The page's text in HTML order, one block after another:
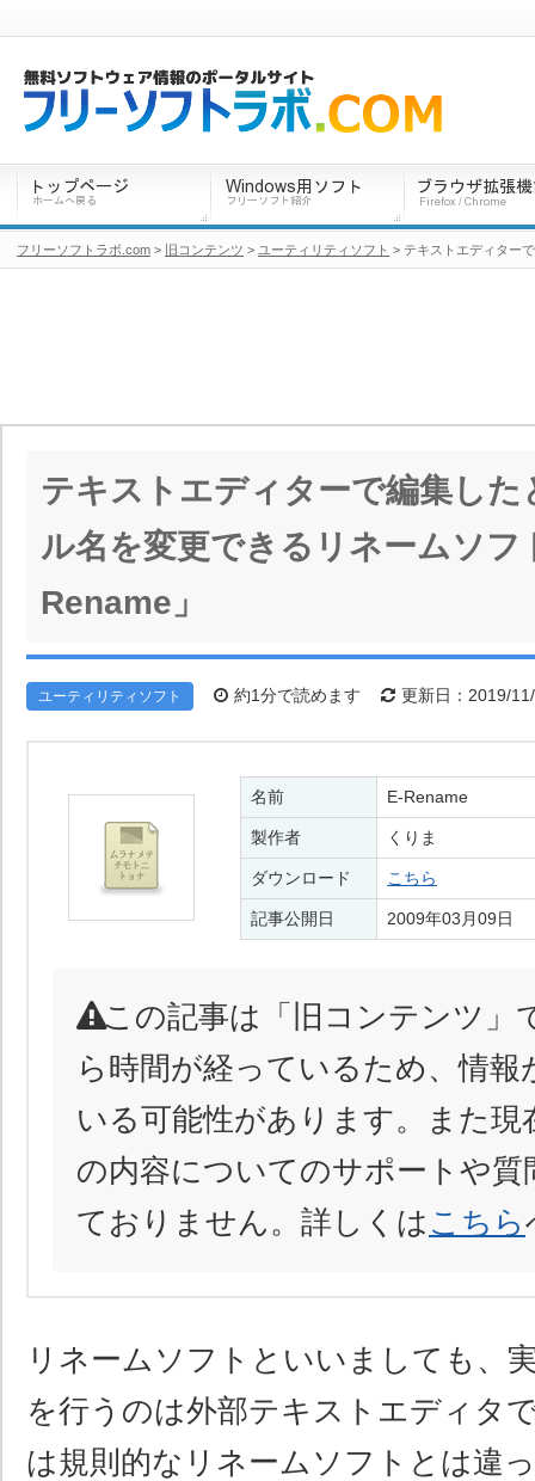
テキストエディターで編集し
ル名を変更できるリネームソフ
Rename」
ユーティリティソフト 約1分で読めます 更新日：2019/
名前 E-Rename
製作者 くりま
ダウンロード こちら
記事公開日 2009年03月09日
この記事は「旧コンテンツ」
ら時間が経っているため、情報
いる可能性があります。また現
の内容についてのサポートや質
ておりません。詳しくは こちら
リネームソフトといいましても、
を行うのは外部テキストエディタ
は規則的なリネームソフトとは違
フリーソフトラボ.com > 旧コンテンツ > ユーティリティソフト > テキストエディター